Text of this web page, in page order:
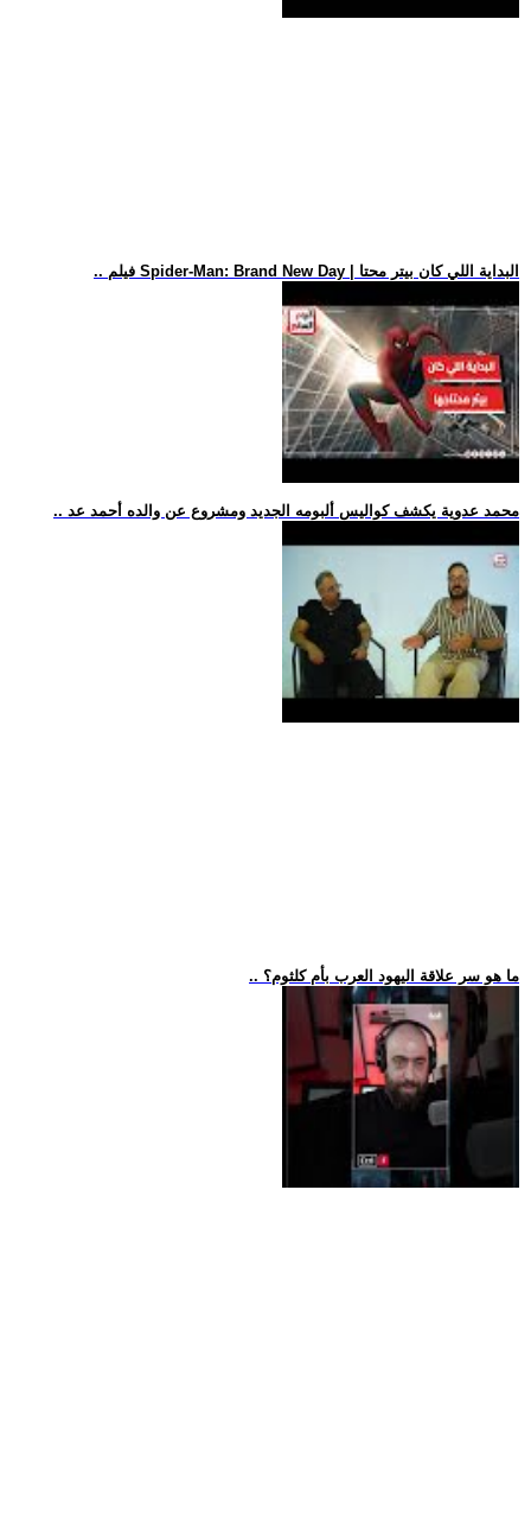
.. فيلم Spider-Man: Brand New Day | البداية اللي كان بيتر محتا
.. محمد عدوية يكشف كواليس ألبومه الجديد ومشروع عن والده أحمد عد
.. ما هو سر علاقة اليهود العرب بأم كلثوم؟